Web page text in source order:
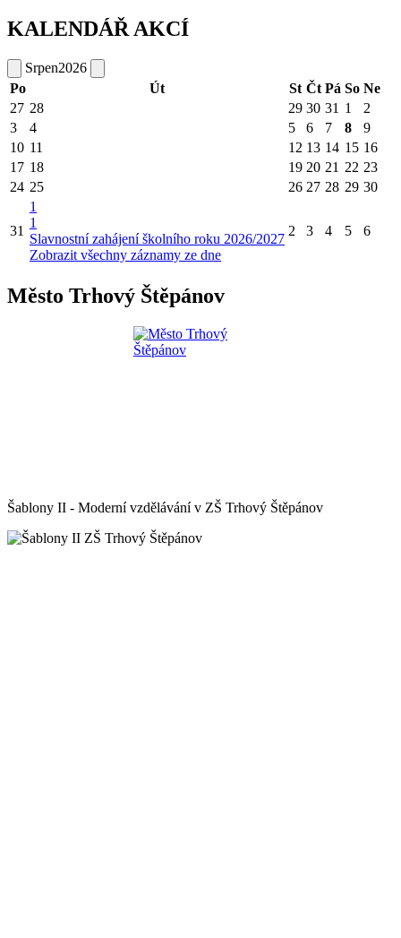
KALENDÁŘ AKCÍ
Srpen2026
Po
Út St Čt Pá So Ne
27 28 29 30 31 1
2
3
4 5 6 7 8
9
10 11 12 13 14 15 16
17 18 19 20 21 22 23
24 25 26 27 28 29 30
31
1
1
Slavnostní zahájení školního roku 2026/2027
Zobrazit všechny záznamy ze dne
2 3 4 5 6
Město Trhový Štěpánov
Šablony II - Moderní vzdělávání v ZŠ Trhový Štěpánov